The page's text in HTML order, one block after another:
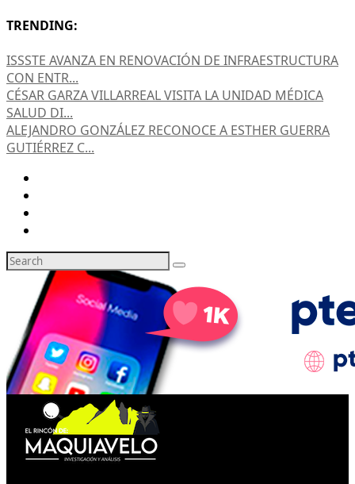
TRENDING:
ISSSTE AVANZA EN RENOVACIÓN DE INFRAESTRUCTURA
CON ENTR...
CÉSAR GARZA VILLARREAL VISITA LA UNIDAD MÉDICA
SALUD DI...
ALEJANDRO GONZÁLEZ RECONOCE A ESTHER GUERRA
GUTIÉRREZ C...